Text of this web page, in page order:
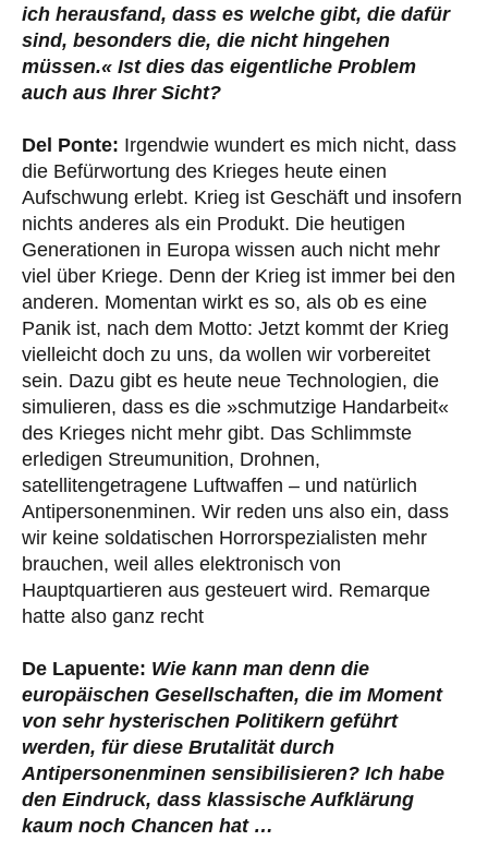
ich herausfand, dass es welche gibt, die dafür
sind, besonders die, die nicht hingehen
müssen.« Ist dies das eigentliche Problem
auch aus Ihrer Sicht?
Del Ponte: Irgendwie wundert es mich nicht, dass
die Befürwortung des Krieges heute einen
Aufschwung erlebt. Krieg ist Geschäft und insofern
nichts anderes als ein Produkt. Die heutigen
Generationen in Europa wissen auch nicht mehr
viel über Kriege. Denn der Krieg ist immer bei den
anderen. Momentan wirkt es so, als ob es eine
Panik ist, nach dem Motto: Jetzt kommt der Krieg
vielleicht doch zu uns, da wollen wir vorbereitet
sein. Dazu gibt es heute neue Technologien, die
simulieren, dass es die »schmutzige Handarbeit«
des Krieges nicht mehr gibt. Das Schlimmste
erledigen Streumunition, Drohnen,
satellitengetragene Luftwaffen – und natürlich
Antipersonenminen. Wir reden uns also ein, dass
wir keine soldatischen Horrorspezialisten mehr
brauchen, weil alles elektronisch von
Hauptquartieren aus gesteuert wird. Remarque
hatte also ganz recht
De Lapuente: Wie kann man denn die
europäischen Gesellschaften, die im Moment
von sehr hysterischen Politikern geführt
werden, für diese Brutalität durch
Antipersonenminen sensibilisieren? Ich habe
den Eindruck, dass klassische Aufklärung
kaum noch Chancen hat …